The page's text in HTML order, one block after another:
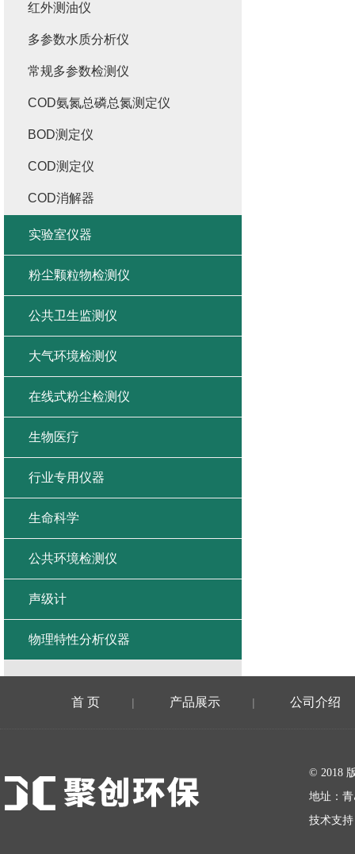
红外测油仪
多参数水质分析仪
常规多参数检测仪
COD氨氮总磷总氮测定仪
BOD测定仪
COD测定仪
COD消解器
实验室仪器
粉尘颗粒物检测仪
公共卫生监测仪
大气环境检测仪
在线式粉尘检测仪
生物医疗
行业专用仪器
生命科学
公共环境检测仪
声级计
物理特性分析仪器
首 页 | 产品展示 | 公司介绍
© 2018
地址：
技术支